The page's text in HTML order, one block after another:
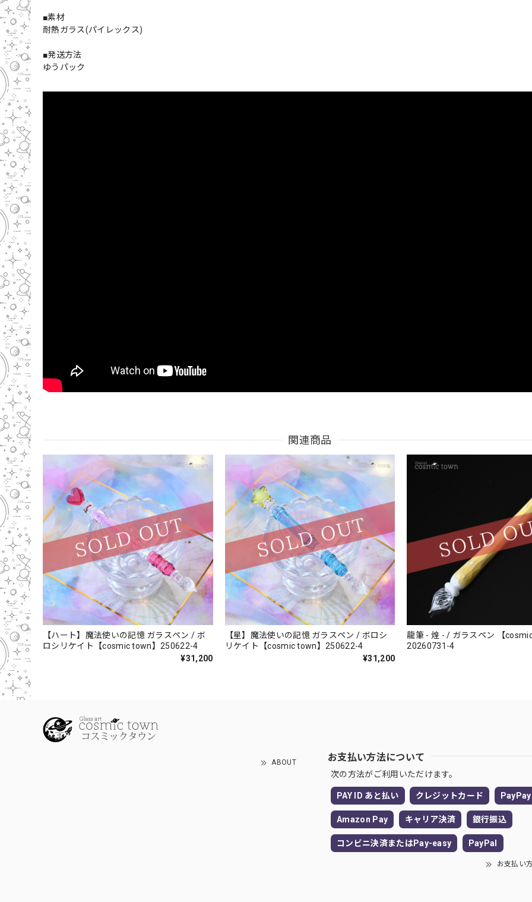
■素材
耐熱ガラス(パイレックス)
■発送方法
ゆうパック
関連商品
【ハート】魔法使いの記憶 ガラスペン / ボ
ロシリケイト【cosmic town】250622-4
¥31,200
【星】魔法使いの記憶 ガラスペン / ボロシ
リケイト【cosmic town】250622-4
¥31,200
龍筆 - 煌 - / ガラスペン 【cosmic town】
20260731-4
ABOUT お支払い方法について
次の方法がご利用いただけます。
PAY ID あと払い クレジットカード PayPay
Amazon Pay キャリア決済 銀行振込
コンビニ決済またはPay-easy PayPal
お支払い